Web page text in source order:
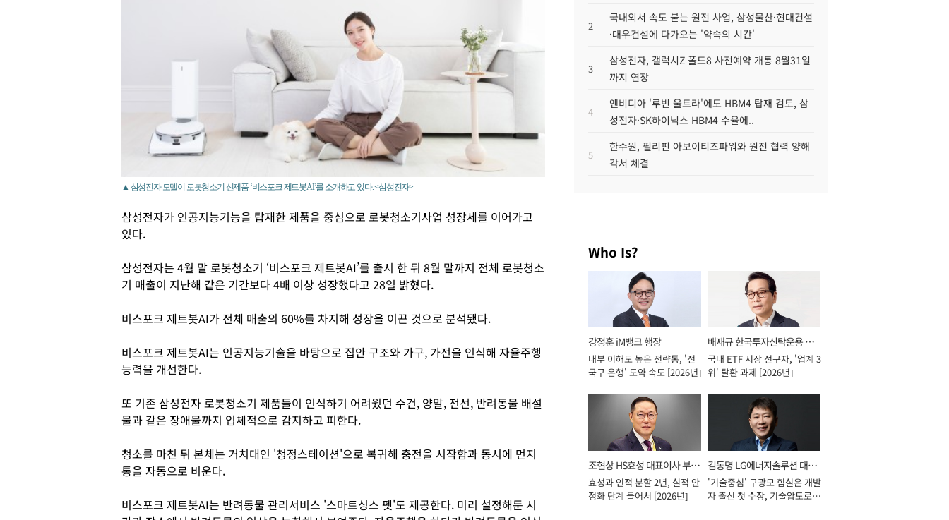
▲ 삼성전자 모델이 로봇청소기 신제품 ‘비스포크 제트봇AI’를 소개하고 있다. <삼성전자>
삼성전자가 인공지능기능을 탑재한 제품을 중심으로 로봇청소기사업 성장세를 이어가고
있다.
삼성전자는 4월 말 로봇청소기 ‘비스포크 제트봇AI’를 출시 한 뒤 8월 말까지 전체 로봇청소
기 매출이 지난해 같은 기간보다 4배 이상 성장했다고 28일 밝혔다.
비스포크 제트봇AI가 전체 매출의 60%를 차지해 성장을 이끈 것으로 분석됐다.
비스포크 제트봇AI는 인공지능기술을 바탕으로 집안 구조와 가구, 가전을 인식해 자율주행
능력을 개선한다.
또 기존 삼성전자 로봇청소기 제품들이 인식하기 어려웠던 수건, 양말, 전선, 반려동물 배설
물과 같은 장애물까지 입체적으로 감지하고 피한다.
청소를 마친 뒤 본체는 거치대인 '청정스테이션'으로 복귀해 충전을 시작함과 동시에 먼지
통을 자동으로 비운다.
비스포크 제트봇AI는 반려동물 관리서비스 '스마트싱스 펫'도 제공한다. 미리 설정해둔 시
2
국내외서 속도 붙는 원전 사업, 삼성물산·현대건설
·대우건설에 다가오는 '약속의 시간'
3
삼성전자, 갤럭시Z 폴드8 사전예약 개통 8월31일
까지 연장
4
엔비디아 '루빈 울트라'에도 HBM4 탑재 검토, 삼
성전자·SK하이닉스 HBM4 수율에..
5
한수원, 필리핀 아보이티즈파워와 원전 협력 양해
각서 체결
Who Is?
강정훈 iM뱅크 행장
내부 이해도 높은 전략통, '전
국구 은행' 도약 속도 [2026년]
배재규 한국투자신탁운용 대
표이사 사장
국내 ETF 시장 선구자, '업계 3
위' 탈환 과제 [2026년]
조현상 HS효성 대표이사 부회
장
효성과 인적 분할 2년, 실적 안
정화 단계 들어서 [2026년]
김동명 LG에너지솔루션 대표
이사 사장
'기술중심' 구광모 힘실은 개발
자 출신 첫 수장, 기술압도로